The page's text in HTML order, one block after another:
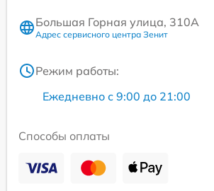
Большая Горная улица, 310А
Адрес сервисного центра Зенит
Режим работы:
Ежедневно с 9:00 до 21:00
Способы оплаты